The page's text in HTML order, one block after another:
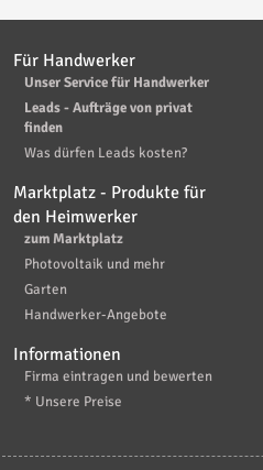
Für Handwerker
Unser Service für Handwerker
Leads - Aufträge von privat
finden
Was dürfen Leads kosten?
Marktplatz - Produkte für
den Heimwerker
zum Marktplatz
Photovoltaik und mehr
Garten
Handwerker-Angebote
Informationen
Firma eintragen und bewerten
* Unsere Preise